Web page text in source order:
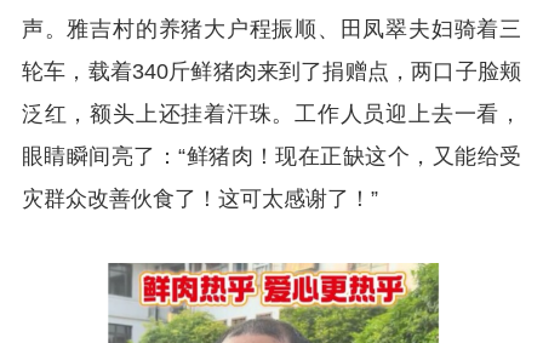
声。雅吉村的养猪大户程振顺、田凤翠夫妇骑着三
轮车，载着340斤鲜猪肉来到了捐赠点，两口子脸颊
泛红，额头上还挂着汗珠。工作人员迎上去一看，
眼睛瞬间亮了：“鲜猪肉！现在正缺这个，又能给受
灾群众改善伙食了！这可太感谢了！”